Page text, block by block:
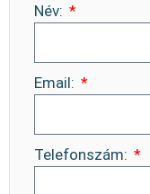
Név:
Email:
Telefonszám: